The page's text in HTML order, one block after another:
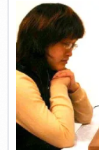
8
LUNDI
À
14H